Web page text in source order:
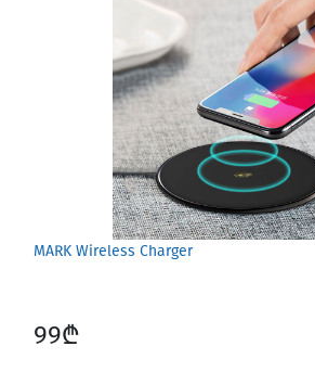
MARK Wireless Charger
99₾